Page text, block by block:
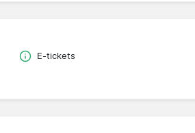
E-tickets